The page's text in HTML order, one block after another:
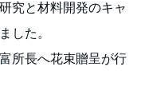
究と材料開発のキャ
した。
所長へ花束贈呈が行